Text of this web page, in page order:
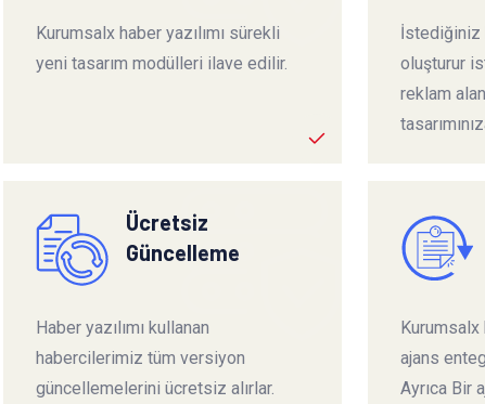
Kurumsalx haber yazılımı sürekli
yeni tasarım modülleri ilave edilir.
İstediğiniz
oluşturur
reklam
Ücretsiz
Güncelleme
Haber yazılımı kullanan
habercilerimiz tüm versiyon
güncellemelerini ücretsiz alırlar.
Kurumsalx
ajans
Ayrıca Bir